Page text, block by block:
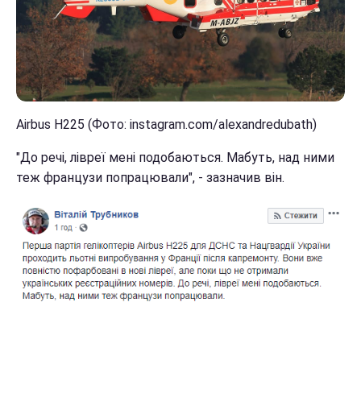
Airbus H225 (Фото: instagram.com/alexandredubath)
"До речі, лівреї мені подобаються. Мабуть, над ними
теж французи попрацювали", - зазначив він.